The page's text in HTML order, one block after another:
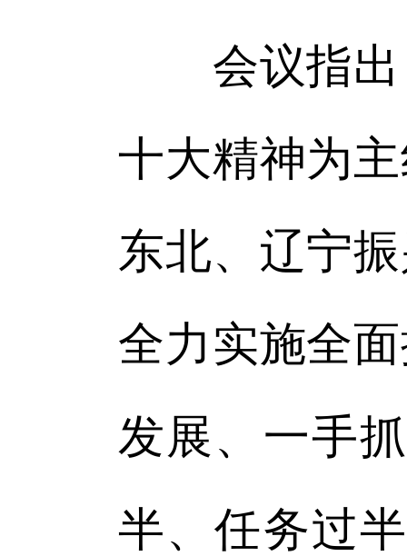
会议指出
十大精神为
东北、辽宁
全力实施全
发展、一手
半、任务过